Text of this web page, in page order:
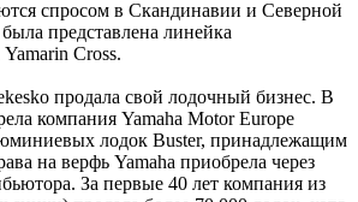
спросом в Скандинавии и Северной
представлена линейка
Cross.
продала свой лодочный бизнес. В
компания Yamaha Motor Europe
лодок Buster, принадлежащим
на верфь Yamaha приобрела через
За первые 40 лет компания из